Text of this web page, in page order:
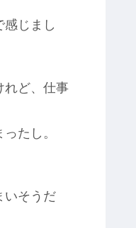
じまし
れど、仕事
たし。
いそうだ